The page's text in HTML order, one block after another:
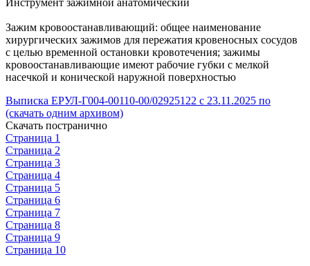
Зажим кровоостанавливающий: общее наименование
хирургических зажимов для пережатия кровеносных сосудов
с целью временной остановки кровотечения; зажимы
кровоостанавливающие имеют рабочие губки с мелкой
насечкой и конической наружной поверхностью
Выписка ЕРУЛ-Г004-00110-00/02925122 с 23.11.2025 по
(скачать одним архивом)
Скачать постранично
Страница 1
Страница 2
Страница 3
Страница 4
Страница 5
Страница 6
Страница 7
Страница 8
Страница 9
Страница 10